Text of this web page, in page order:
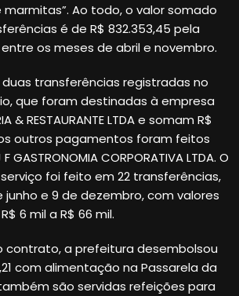
Ao todo, o valor somado
é de R$ 832.353,45 pela
os meses de abril e novembro.
transferências registradas no
que foram destinadas à empresa
& RESTAURANTE LTDA e somam R$
outros pagamentos foram feitos
CORPORATIVA LTDA. O
foi feito em 22 transferências,
junho e 9 de dezembro, com valores
6 mil a R$ 66 mil.
contrato, a prefeitura desembolsou
com alimentação na Passarela da
são servidas refeições para